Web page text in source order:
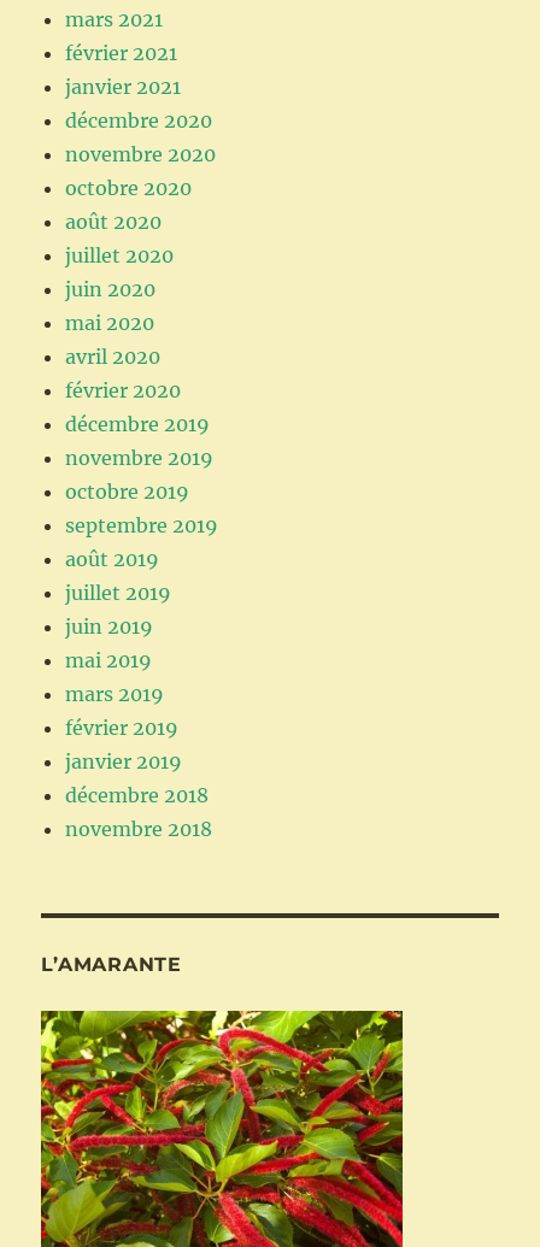
mars 2021
février 2021
janvier 2021
décembre 2020
novembre 2020
octobre 2020
août 2020
juillet 2020
juin 2020
mai 2020
avril 2020
février 2020
décembre 2019
novembre 2019
octobre 2019
septembre 2019
août 2019
juillet 2019
juin 2019
mai 2019
mars 2019
février 2019
janvier 2019
décembre 2018
novembre 2018
L’AMARANTE